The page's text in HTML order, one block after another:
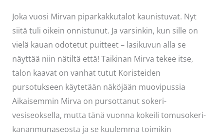
Joka vuosi Mirvan piparkakkutalot kaunistuvat. Nyt
siitä tuli oikein onnistunut. Ja varsinkin, kun sille on
vielä kauan odotetut puitteet – lasikuvun alla se
näyttää niin nätiltä että! Taikinan Mirva tekee itse,
talon kaavat on vanhat tutut Koristeiden
pursotukseen käytetään näköjään muovipussia
Aikaisemmin Mirva on pursottanut sokeri-
vesiseoksella, mutta tänä vuonna kokeili tomusokeri-
kananmunaseosta ja se kuulemma toimikin